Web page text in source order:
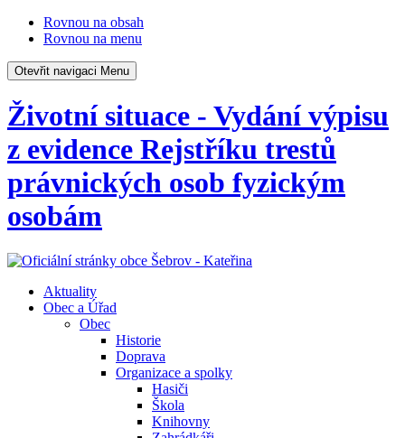
Rovnou na obsah
Rovnou na menu
Otevřit navigaci Menu
Životní situace - Vydání výpisu
z evidence Rejstříku trestů
právnických osob fyzickým
osobám
Aktuality
Obec a Úřad
Obec
Historie
Doprava
Organizace a spolky
Hasiči
Škola
Knihovny